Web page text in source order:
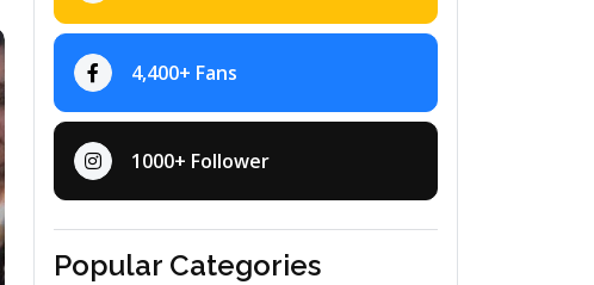
4,400+ Fans
1000+ Follower
Popular Categories